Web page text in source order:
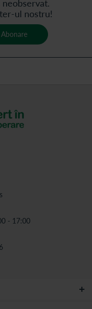
neobservat.
ul nostru!
Abonare
- 17:00